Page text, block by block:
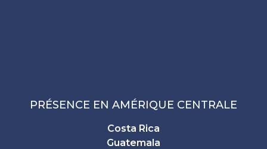
PRÉSENCE EN AMÉRIQUE CENTRALE
Costa Rica
Guatemala